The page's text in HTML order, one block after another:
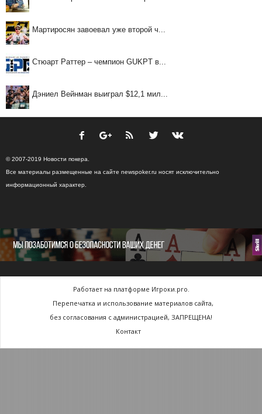
Мартиросян завоевал уже второй ч...
Стюарт Раттер – чемпион GUKPT в...
Дэниел Вейнман выиграл $12,1 мил...
© 2007-2019 Новости покера.
Все материалы размещенные на сайте newspoker.ru носят исключительно
информационный характер.
Работает на платформе Игроки.pro.
Перепечатка и использование материалов сайта,
без согласования с администрацией, ЗАПРЕЩЕНА!
Контакт